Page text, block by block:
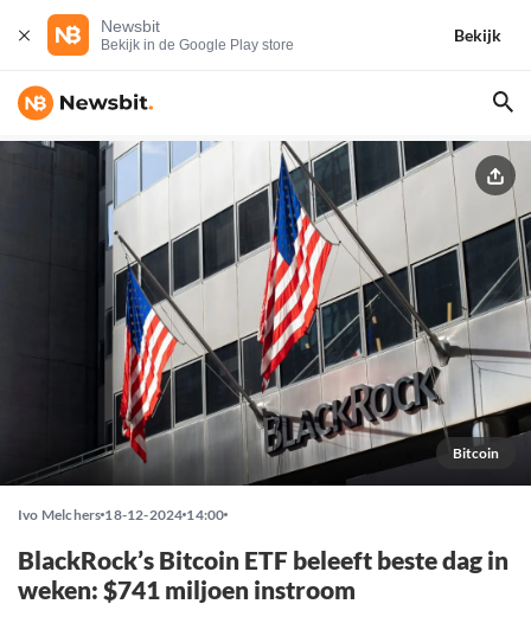
Newsbit
Bekijk in de Google Play store
Bekijk
Bitcoin
Ivo Melchers 18-12-2024 14:00
BlackRock’s Bitcoin ETF beleeft beste dag in
weken: $741 miljoen instroom